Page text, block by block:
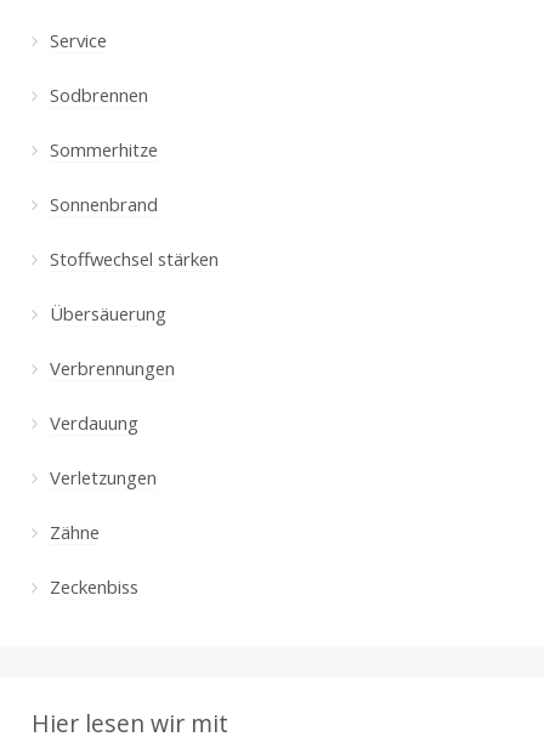
Service
Sodbrennen
Sommerhitze
Sonnenbrand
Stoffwechsel stärken
Übersäuerung
Verbrennungen
Verdauung
Verletzungen
Zähne
Zeckenbiss
Hier lesen wir mit